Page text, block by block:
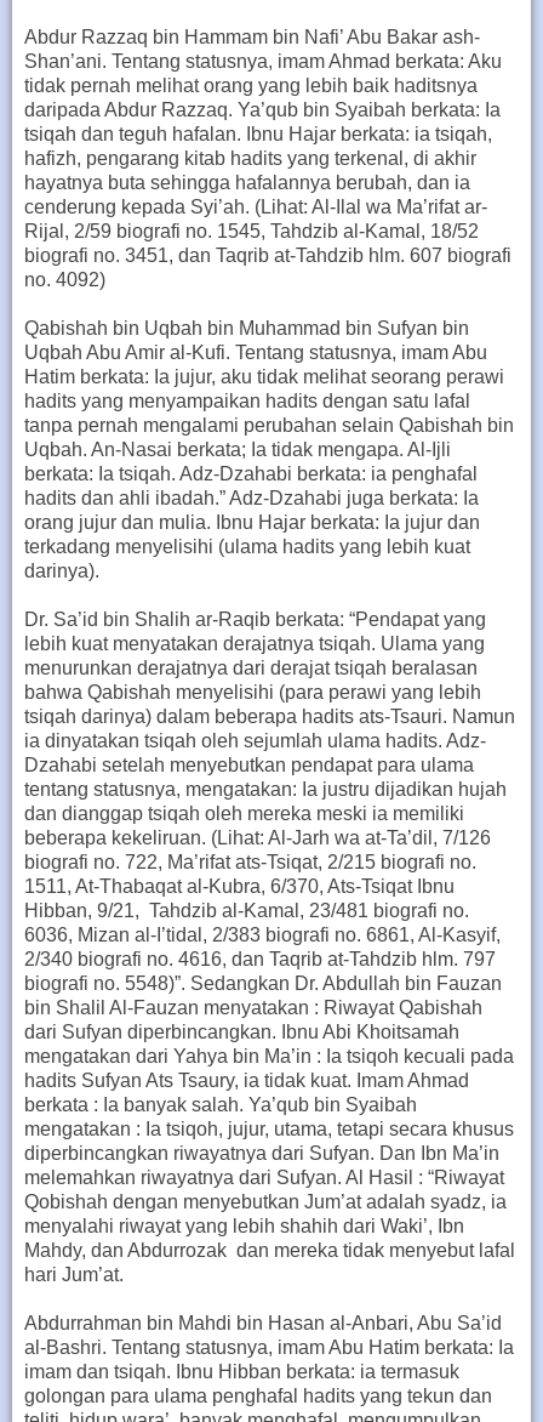
Abdur Razzaq bin Hammam bin Nafi’ Abu Bakar ash-
Shan’ani. Tentang statusnya, imam Ahmad berkata: Aku
tidak pernah melihat orang yang lebih baik haditsnya
daripada Abdur Razzaq. Ya’qub bin Syaibah berkata: Ia
tsiqah dan teguh hafalan. Ibnu Hajar berkata: ia tsiqah,
hafizh, pengarang kitab hadits yang terkenal, di akhir
hayatnya buta sehingga hafalannya berubah, dan ia
cenderung kepada Syi’ah. (Lihat: Al-Ilal wa Ma’rifat ar-
Rijal, 2/59 biografi no. 1545, Tahdzib al-Kamal, 18/52
biografi no. 3451, dan Taqrib at-Tahdzib hlm. 607 biografi
no. 4092)
Qabishah bin Uqbah bin Muhammad bin Sufyan bin
Uqbah Abu Amir al-Kufi. Tentang statusnya, imam Abu
Hatim berkata: Ia jujur, aku tidak melihat seorang perawi
hadits yang menyampaikan hadits dengan satu lafal
tanpa pernah mengalami perubahan selain Qabishah bin
Uqbah. An-Nasai berkata; Ia tidak mengapa. Al-Ijli
berkata: Ia tsiqah. Adz-Dzahabi berkata: ia penghafal
hadits dan ahli ibadah.” Adz-Dzahabi juga berkata: Ia
orang jujur dan mulia. Ibnu Hajar berkata: Ia jujur dan
terkadang menyelisihi (ulama hadits yang lebih kuat
darinya).
Dr. Sa’id bin Shalih ar-Raqib berkata: “Pendapat yang
lebih kuat menyatakan derajatnya tsiqah. Ulama yang
menurunkan derajatnya dari derajat tsiqah beralasan
bahwa Qabishah menyelisihi (para perawi yang lebih
tsiqah darinya) dalam beberapa hadits ats-Tsauri. Namun
ia dinyatakan tsiqah oleh sejumlah ulama hadits. Adz-
Dzahabi setelah menyebutkan pendapat para ulama
tentang statusnya, mengatakan: Ia justru dijadikan hujah
dan dianggap tsiqah oleh mereka meski ia memiliki
beberapa kekeliruan. (Lihat: Al-Jarh wa at-Ta’dil, 7/126
biografi no. 722, Ma’rifat ats-Tsiqat, 2/215 biografi no.
1511, At-Thabaqat al-Kubra, 6/370, Ats-Tsiqat Ibnu
Hibban, 9/21, Tahdzib al-Kamal, 23/481 biografi no.
6036, Mizan al-I’tidal, 2/383 biografi no. 6861, Al-Kasyif,
2/340 biografi no. 4616, dan Taqrib at-Tahdzib hlm. 797
biografi no. 5548)”. Sedangkan Dr. Abdullah bin Fauzan
bin Shalil Al-Fauzan menyatakan : Riwayat Qabishah
dari Sufyan diperbincangkan. Ibnu Abi Khoitsamah
mengatakan dari Yahya bin Ma’in : Ia tsiqoh kecuali pada
hadits Sufyan Ats Tsaury, ia tidak kuat. Imam Ahmad
berkata : Ia banyak salah. Ya’qub bin Syaibah
mengatakan : Ia tsiqoh, jujur, utama, tetapi secara khusus
diperbincangkan riwayatnya dari Sufyan. Dan Ibn Ma’in
melemahkan riwayatnya dari Sufyan. Al Hasil : “Riwayat
Qobishah dengan menyebutkan Jum’at adalah syadz, ia
menyalahi riwayat yang lebih shahih dari Waki’, Ibn
Mahdy, dan Abdurrozak dan mereka tidak menyebut lafal
hari Jum’at.
Abdurrahman bin Mahdi bin Hasan al-Anbari, Abu Sa’id
al-Bashri. Tentang statusnya, imam Abu Hatim berkata: Ia
imam dan tsiqah. Ibnu Hibban berkata: ia termasuk
golongan para ulama penghafal hadits yang tekun dan